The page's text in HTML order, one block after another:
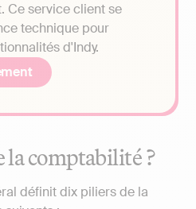
Ce service client se
technique pour
d'Indy.
la comptabilité ?
définit dix piliers de la